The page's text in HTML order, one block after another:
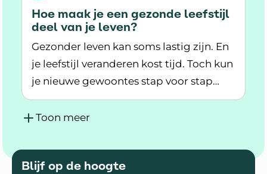
zorgverlener.
Hoe maak je een gezonde leefstijl
deel van je leven?
Gezonder leven kan soms lastig zijn. En
je leefstijl veranderen kost tijd. Toch kun
je nieuwe gewoontes stap voor stap
onderdeel laten worden van je leven.
Hoe doe je dit?
Lees meer over Hoe maak je een gezonde
Toon meer
Blijf op de hoogte